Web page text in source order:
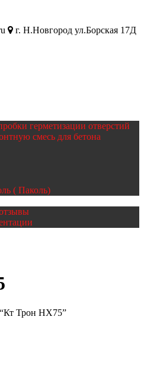
г. Н.Новгород ул.Борская 17Д
герметизации отверстий
смесь для бетона
( Паколь)
Трон НХ75”